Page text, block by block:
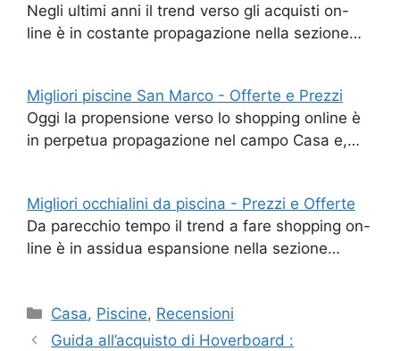
Negli ultimi anni il trend verso gli acquisti on-
line è in costante propagazione nella sezione…
Migliori piscine San Marco - Offerte e Prezzi
Oggi la propensione verso lo shopping online è
in perpetua propagazione nel campo Casa e,…
Migliori occhialini da piscina - Prezzi e Offerte
Da parecchio tempo il trend a fare shopping on-
line è in assidua espansione nella sezione…
Categorie
Casa, Piscine, Recensioni
Guida all’acquisto di Hoverboard :